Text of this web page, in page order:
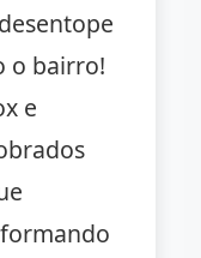
o bairro!
e